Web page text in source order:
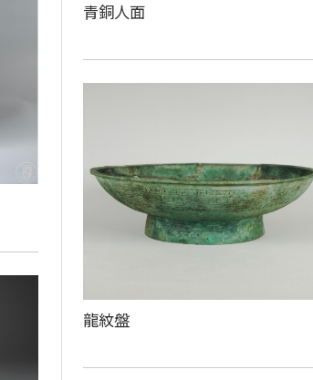
青銅人面
龍紋盤